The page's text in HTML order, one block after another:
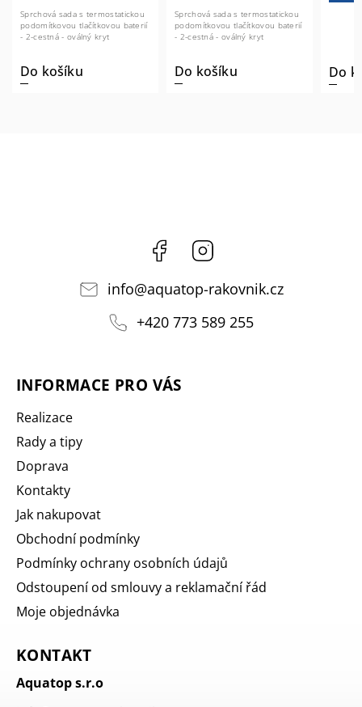
Do košíku
Sprchová sada s termostatickou
podomítkovou tlačítkovou baterií
- 2-cestná - oválný kryt
Do košíku
Sprchová sada s termostatickou
podomítkovou tlačítkovou baterií
- 2-cestná - oválný kryt
Do
Facebook
info@aquatop-rakovnik.cz
+420 773 589 255
INFORMACE PRO VÁS
Realizace
Rady a tipy
Doprava
Kontakty
Jak nakupovat
Obchodní podmínky
Podmínky ochrany osobních údajů
Odstoupení od smlouvy a reklamační řád
Moje objednávka
KONTAKT
Aquatop s.r.o